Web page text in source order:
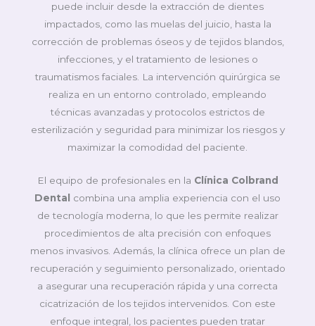
puede incluir desde la extracción de dientes
impactados, como las muelas del juicio, hasta la
corrección de problemas óseos y de tejidos blandos,
infecciones, y el tratamiento de lesiones o
traumatismos faciales. La intervención quirúrgica se
realiza en un entorno controlado, empleando
técnicas avanzadas y protocolos estrictos de
esterilización y seguridad para minimizar los riesgos y
maximizar la comodidad del paciente.
El equipo de profesionales en la Clínica Colbrand
Dental
combina una amplia experiencia con el uso
de tecnología moderna, lo que les permite realizar
procedimientos de alta precisión con enfoques
menos invasivos. Además, la clínica ofrece un plan de
recuperación y seguimiento personalizado, orientado
a asegurar una recuperación rápida y una correcta
cicatrización de los tejidos intervenidos. Con este
enfoque integral, los pacientes pueden tratar